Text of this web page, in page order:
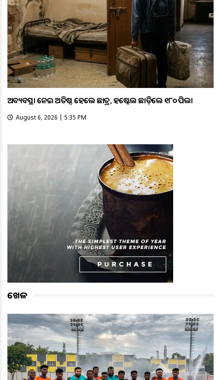
ଅବ୍ୟବସ୍ଥା ନେଇ ଅତିଷ୍ଠ ହେଲେ ଛାତ୍ର, ହଷ୍ଟେଲ ଛାଡ଼ିଲେ ୧୮୦ ପିଲା
August 6, 2026 | 5:35 PM
ଖେଳ